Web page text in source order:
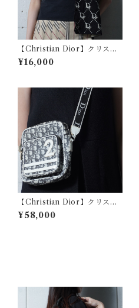
【Christian Dior】クリスチ
ャンディオール ウール100％
トロッター総柄マフラー whit
¥16,000
【Christian Dior】クリスチ
ャンディオール トロッター
柄No.2ショルダーバッグ blac
¥58,000